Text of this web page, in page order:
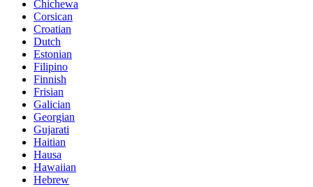
Chichewa
Corsican
Croatian
Dutch
Estonian
Filipino
Finnish
Frisian
Galician
Georgian
Gujarati
Haitian
Hausa
Hawaiian
Hebrew